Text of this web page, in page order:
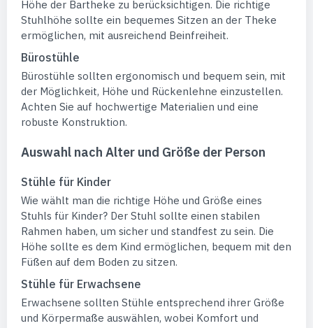
Höhe der Bartheke zu berücksichtigen. Die richtige
Stuhlhöhe sollte ein bequemes Sitzen an der Theke
ermöglichen, mit ausreichend Beinfreiheit.
Bürostühle
Bürostühle sollten ergonomisch und bequem sein, mit
der Möglichkeit, Höhe und Rückenlehne einzustellen.
Achten Sie auf hochwertige Materialien und eine
robuste Konstruktion.
Auswahl nach Alter und Größe der Person
Stühle für Kinder
Wie wählt man die richtige Höhe und Größe eines
Stuhls für Kinder? Der Stuhl sollte einen stabilen
Rahmen haben, um sicher und standfest zu sein. Die
Höhe sollte es dem Kind ermöglichen, bequem mit den
Füßen auf dem Boden zu sitzen.
Stühle für Erwachsene
Erwachsene sollten Stühle entsprechend ihrer Größe
und Körpermaße auswählen, wobei Komfort und